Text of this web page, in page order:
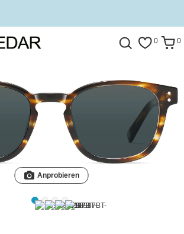
0 0
Anprobieren